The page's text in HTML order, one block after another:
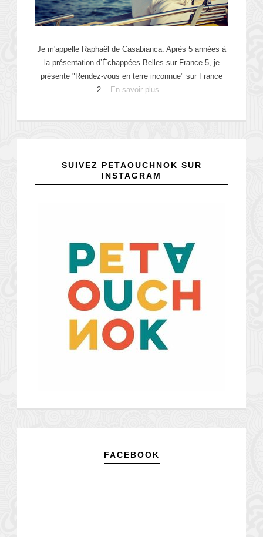
Je m'appelle Raphaël de Casabianca. Après 5 années à
la présentation d’Échappées Belles sur France 5, je
présente "Rendez-vous en terre inconnue" sur France
2... En savoir plus...
SUIVEZ PETAOUCHNOK SUR
INSTAGRAM
FACEBOOK